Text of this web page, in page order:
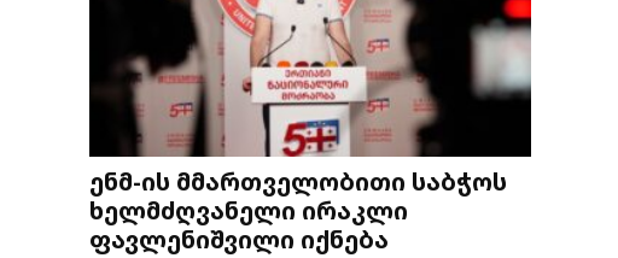
ენმ-ის მმართველობითი საბჭოს
ხელმძღვანელი ირაკლი
ფავლენიშვილი იქნება